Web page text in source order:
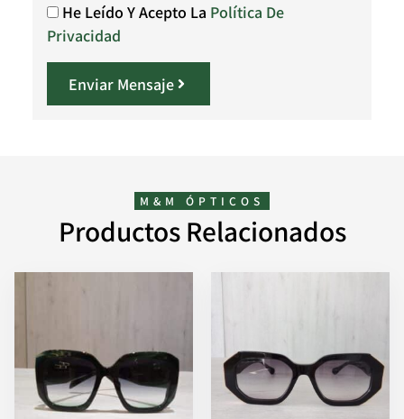
He Leído Y Acepto La Política De
Privacidad
Enviar Mensaje
M&M ÓPTICOS
Productos Relacionados